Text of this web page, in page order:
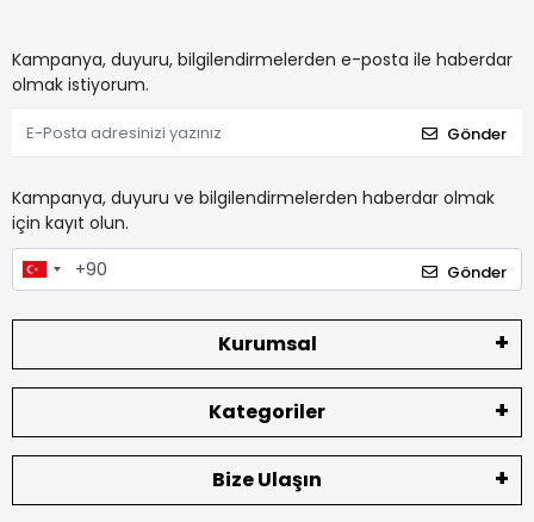
Kampanya, duyuru, bilgilendirmelerden e-posta ile haberdar
olmak istiyorum.
Gönder
Kampanya, duyuru ve bilgilendirmelerden haberdar olmak
için kayıt olun.
Gönder
Kurumsal
Kategoriler
Bize Ulaşın